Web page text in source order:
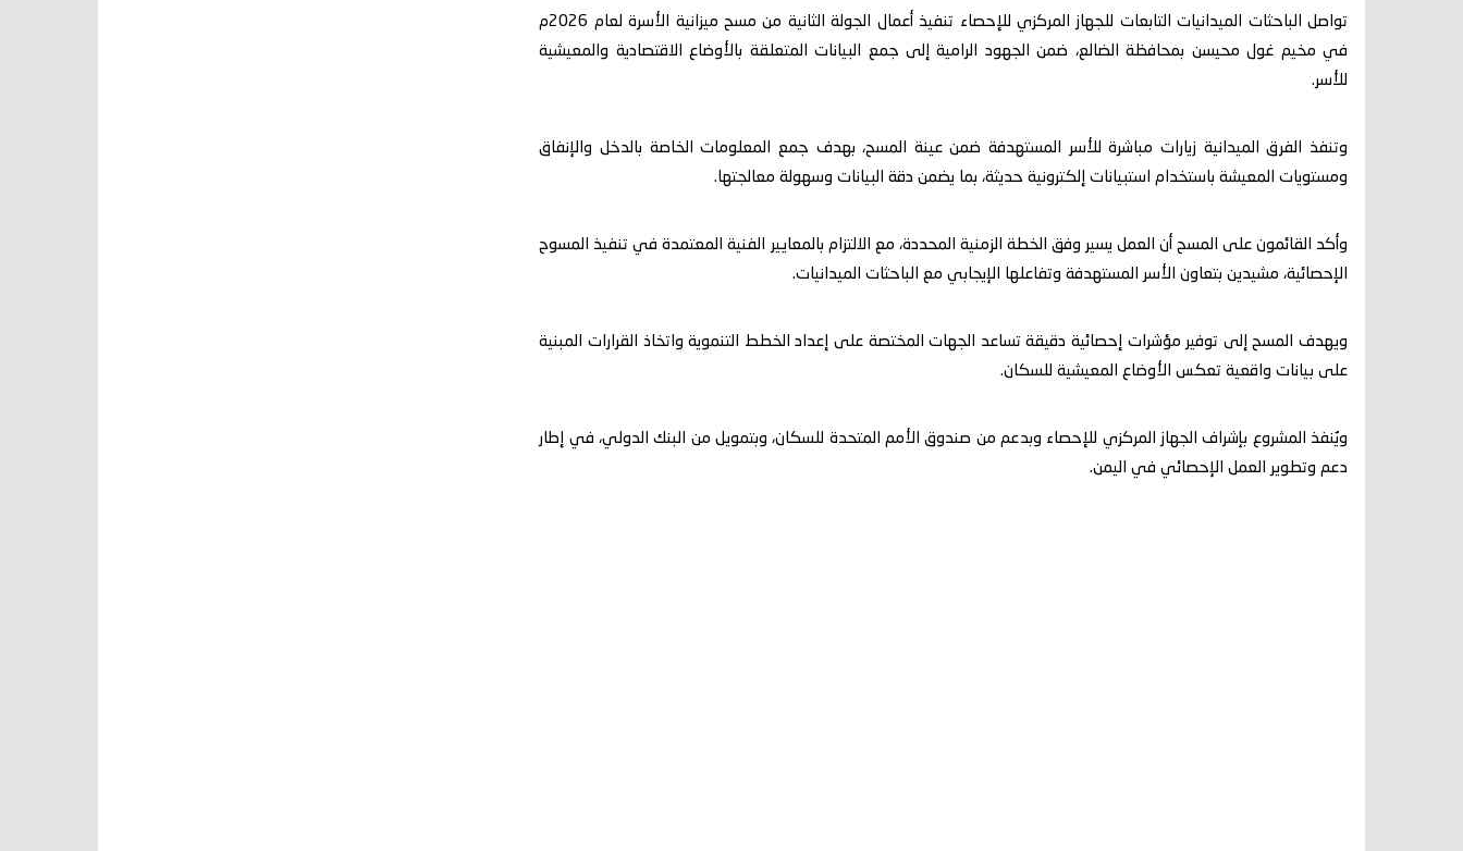
تواصل الباحثات الميدانيات التابعات للجهاز المركزي للإحصاء تنفيذ أعمال الجولة الثانية من مسح ميزانية الأسرة لعام 2026م
في مخيم غول محيسن بمحافظة الضالع، ضمن الجهود الرامية إلى جمع البيانات المتعلقة بالأوضاع الاقتصادية والمعيشية
للأسر.
وتنفذ الفرق الميدانية زيارات مباشرة للأسر المستهدفة ضمن عينة المسح، بهدف جمع المعلومات الخاصة بالدخل والإنفاق
ومستويات المعيشة باستخدام استبيانات إلكترونية حديثة، بما يضمن دقة البيانات وسهولة معالجتها.
وأكد القائمون على المسح أن العمل يسير وفق الخطة الزمنية المحددة، مع الالتزام بالمعايير الفنية المعتمدة في تنفيذ المسوح
الإحصائية، مشيدين بتعاون الأسر المستهدفة وتفاعلها الإيجابي مع الباحثات الميدانيات.
ويهدف المسح إلى توفير مؤشرات إحصائية دقيقة تساعد الجهات المختصة على إعداد الخطط التنموية واتخاذ القرارات المبنية
على بيانات واقعية تعكس الأوضاع المعيشية للسكان.
ويُنفذ المشروع بإشراف الجهاز المركزي للإحصاء وبدعم من صندوق الأمم المتحدة للسكان، وبتمويل من البنك الدولي، في إطار
دعم وتطوير العمل الإحصائي في اليمن.